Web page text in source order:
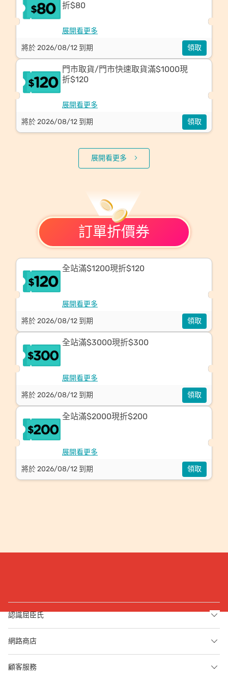
折$80
展開看更多
將於 2026/08/12 到期
領取
門市取貨/門市快速取貨滿$1000現
折$120
展開看更多
將於 2026/08/12 到期
領取
展開看更多
訂單折價券
全站滿$1200現折$120
展開看更多
將於 2026/08/12 到期
領取
全站滿$3000現折$300
展開看更多
將於 2026/08/12 到期
領取
全站滿$2000現折$200
展開看更多
將於 2026/08/12 到期
領取
認識屈臣氏
網路商店
顧客服務